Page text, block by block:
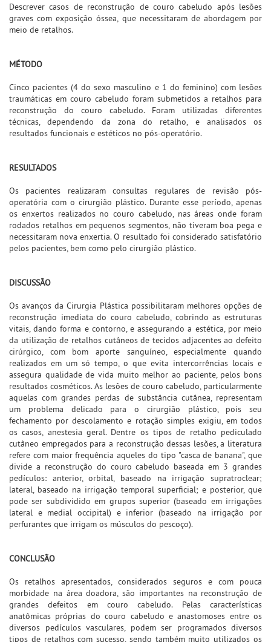
Descrever casos de reconstrução de couro cabeludo após lesões
graves com exposição óssea, que necessitaram de abordagem por
meio de retalhos.
MÉTODO
Cinco pacientes (4 do sexo masculino e 1 do feminino) com lesões
traumáticas em couro cabeludo foram submetidos a retalhos para
reconstrução do couro cabeludo. Foram utilizadas diferentes
técnicas, dependendo da zona do retalho, e analisados os
resultados funcionais e estéticos no pós-operatório.
RESULTADOS
Os pacientes realizaram consultas regulares de revisão pós-
operatória com o cirurgião plástico. Durante esse período, apenas
os enxertos realizados no couro cabeludo, nas áreas onde foram
rodados retalhos em pequenos segmentos, não tiveram boa pega e
necessitaram nova enxertia. O resultado foi considerado satisfatório
pelos pacientes, bem como pelo cirurgião plástico.
DISCUSSÃO
Os avanços da Cirurgia Plástica possibilitaram melhores opções de
reconstrução imediata do couro cabeludo, cobrindo as estruturas
vitais, dando forma e contorno, e assegurando a estética, por meio
da utilização de retalhos cutâneos de tecidos adjacentes ao defeito
cirúrgico, com bom aporte sanguíneo, especialmente quando
realizados em um só tempo, o que evita intercorrências locais e
assegura qualidade de vida muito melhor ao paciente, pelos bons
resultados cosméticos. As lesões de couro cabeludo, particularmente
aquelas com grandes perdas de substância cutânea, representam
um problema delicado para o cirurgião plástico, pois seu
fechamento por descolamento e rotação simples exigiu, em todos
os casos, anestesia geral. Dentre os tipos de retalho pediculado
cutâneo empregados para a reconstrução dessas lesões, a literatura
refere com maior frequência aqueles do tipo "casca de banana", que
divide a reconstrução do couro cabeludo baseada em 3 grandes
pedículos: anterior, orbital, baseado na irrigação supratroclear;
lateral, baseado na irrigação temporal superficial; e posterior, que
pode ser subdividido em grupos superior (baseado em irrigações
lateral e medial occipital) e inferior (baseado na irrigação por
perfurantes que irrigam os músculos do pescoço).
CONCLUSÃO
Os retalhos apresentados, considerados seguros e com pouca
morbidade na área doadora, são importantes na reconstrução de
grandes defeitos em couro cabeludo. Pelas características
anatômicas próprias do couro cabeludo e anastomoses entre os
diversos pedículos vasculares, podem ser programados diversos
tipos de retalhos com sucesso, sendo também muito utilizados os